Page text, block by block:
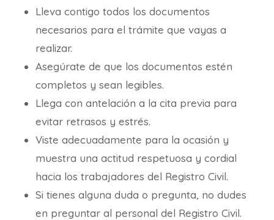
Lleva contigo todos los documentos
necesarios para el trámite que vayas a
realizar.
Asegúrate de que los documentos estén
completos y sean legibles.
Llega con antelación a la cita previa para
evitar retrasos y estrés.
Viste adecuadamente para la ocasión y
muestra una actitud respetuosa y cordial
hacia los trabajadores del Registro Civil.
Si tienes alguna duda o pregunta, no dudes
en preguntar al personal del Registro Civil.